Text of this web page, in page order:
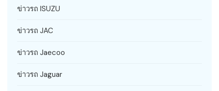
ข่าวรถ ISUZU
ข่าวรถ JAC
ข่าวรถ Jaecoo
ข่าวรถ Jaguar